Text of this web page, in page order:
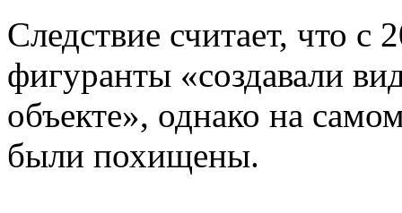
Следствие считает, что с
фигуранты «создавали
объекте», однако на
были похищены.